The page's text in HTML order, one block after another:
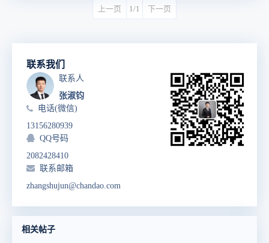
上一页 1/1 下一页
联系我们
联系人
张淑钧
电话(微信)
13156280939
QQ号码
2082428410
联系邮箱
zhangshujun@chandao.com
相关帖子